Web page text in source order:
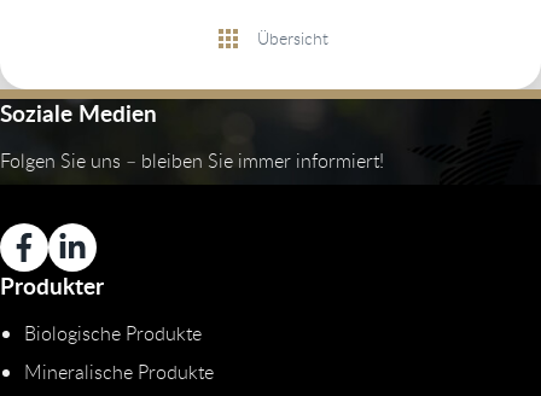
Übersicht
Soziale Medien
Folgen Sie uns – bleiben Sie immer informiert!
Produkter
Biologische Produkte
Mineralische Produkte